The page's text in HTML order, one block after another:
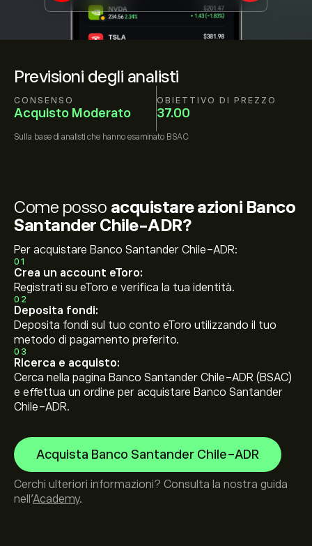
Previsioni degli analisti
CONSENSO
Acquisto Moderato
OBIETTIVO DI PREZZO
37.00
Sulla base di analisti che hanno esaminato BSAC
Come posso acquistare azioni Banco
Santander Chile-ADR?
Per acquistare Banco Santander Chile-ADR:
01
Crea un account eToro:
Registrati su eToro e verifica la tua identità.
02
Deposita fondi:
Deposita fondi sul tuo conto eToro utilizzando il tuo
metodo di pagamento preferito.
03
Ricerca e acquisto:
Cerca nella pagina Banco Santander Chile-ADR (BSAC)
e effettua un ordine per acquistare Banco Santander
Chile-ADR.
Acquista Banco Santander Chile-ADR
Cerchi ulteriori informazioni? Consulta la nostra guida
nell’Academy.